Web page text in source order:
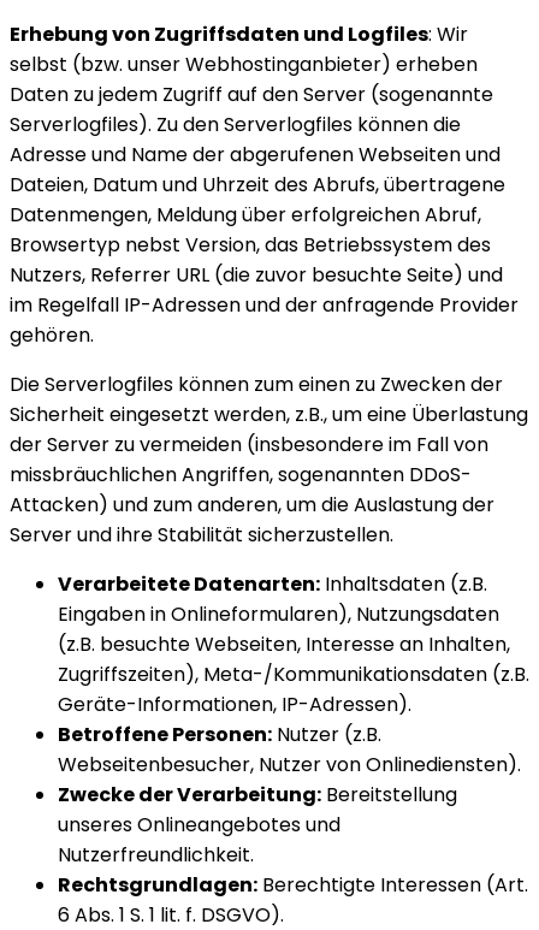
Erhebung von Zugriffsdaten und Logfiles: Wir
selbst (bzw. unser Webhostinganbieter) erheben
Daten zu jedem Zugriff auf den Server (sogenannte
Serverlogfiles). Zu den Serverlogfiles können die
Adresse und Name der abgerufenen Webseiten und
Dateien, Datum und Uhrzeit des Abrufs, übertragene
Datenmengen, Meldung über erfolgreichen Abruf,
Browsertyp nebst Version, das Betriebssystem des
Nutzers, Referrer URL (die zuvor besuchte Seite) und
im Regelfall IP-Adressen und der anfragende Provider
gehören.
Die Serverlogfiles können zum einen zu Zwecken der
Sicherheit eingesetzt werden, z.B., um eine Überlastung
der Server zu vermeiden (insbesondere im Fall von
missbräuchlichen Angriffen, sogenannten DDoS-
Attacken) und zum anderen, um die Auslastung der
Server und ihre Stabilität sicherzustellen.
Verarbeitete Datenarten: Inhaltsdaten (z.B.
Eingaben in Onlineformularen), Nutzungsdaten
(z.B. besuchte Webseiten, Interesse an Inhalten,
Zugriffszeiten), Meta-/Kommunikationsdaten (z.B.
Geräte-Informationen, IP-Adressen).
Betroffene Personen: Nutzer (z.B.
Webseitenbesucher, Nutzer von Onlinediensten).
Zwecke der Verarbeitung: Bereitstellung
unseres Onlineangebotes und
Nutzerfreundlichkeit.
Rechtsgrundlagen: Berechtigte Interessen (Art.
6 Abs. 1 S. 1 lit. f. DSGVO).